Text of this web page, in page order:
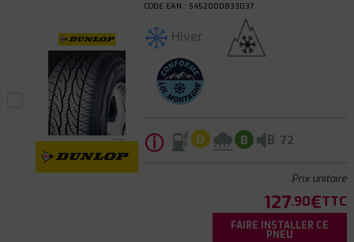
CODE EAN : 5452000833037
Hiver
ⓘ D B B 72
Prix unitaire
127.90€TTC
FAIRE INSTALLER CE
PNEU